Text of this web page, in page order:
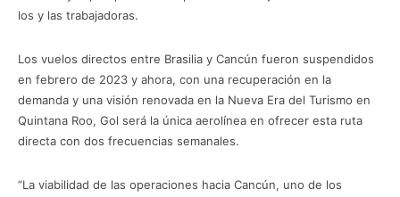
los y las trabajadoras.
Los vuelos directos entre Brasilia y Cancún fueron suspendidos
en febrero de 2023 y ahora, con una recuperación en la
demanda y una visión renovada en la Nueva Era del Turismo en
Quintana Roo, Gol será la única aerolínea en ofrecer esta ruta
directa con dos frecuencias semanales.
“La viabilidad de las operaciones hacia Cancún, uno de los